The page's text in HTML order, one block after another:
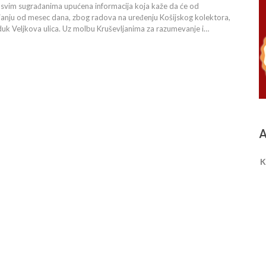
sugrađanima upućena informacija koja kaže da će od
od mesec dana, zbog radova na uređenju Košijskog kolektora,
Veljkova ulica. Uz molbu Kruševljanima za razumevanje i…